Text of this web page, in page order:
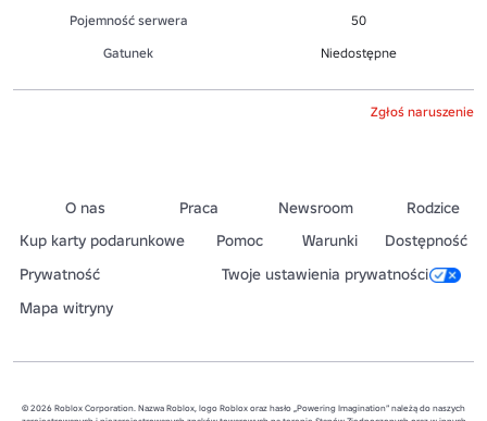
Pojemność serwera
50
Gatunek
Niedostępne
Zgłoś naruszenie
O nas Praca Newsroom
Rodzice
Kup karty podarunkowe
Pomoc Warunki
Dostępność
Prywatność
Twoje ustawienia prywatności
Mapa witryny
© 2026 Roblox Corporation. Nazwa Roblox, logo Roblox oraz hasło „Powering Imagination” należą do naszych